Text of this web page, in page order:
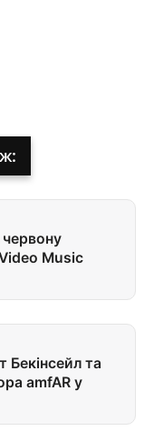
червону
Music
та
amfAR у